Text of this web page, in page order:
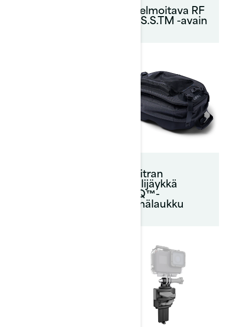
Ohjelmoitava RF
D.E.S.S.TM -avain
20 litran
puolijäykkä
LinQ™-
kylmälaukku